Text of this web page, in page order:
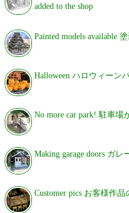
added to the shop
Painted models available
Halloween ハロウィーン
No more car park! 駐車場
Making garage doors ガ
Customer pics お客様作品